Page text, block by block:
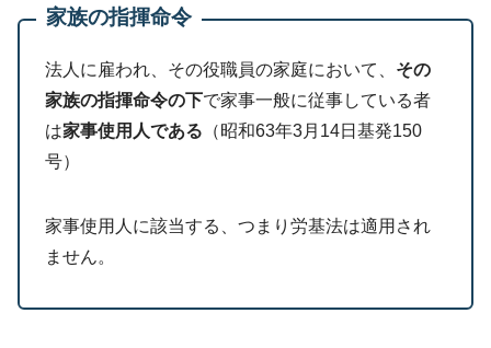
家族の指揮命令
法人に雇われ、その役職員の家庭において、 その
家族の指揮命令の下で家事一般に従事している者
は家事使用人である （昭和63年3月14日基発150
号）
家事使用人に該当する、つまり労基法は適用され
ません。